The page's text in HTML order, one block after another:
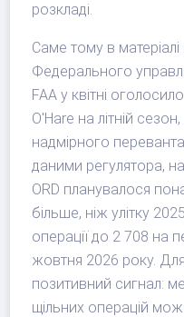
розкладі.
Саме тому в
Федерального
FAA у квітні
O'Hare на літній
надмірного
даними регулятора, на
ORD планувалося
більше, ніж улітку
операції до 2 708 на
жовтня 2026 року.
позитивний сигнал:
щільних операцій